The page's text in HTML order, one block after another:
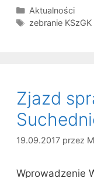
Kategorie
Aktualności
Tagi
zebranie KSzGK
Zjazd
19.09.2017 przez
Wprowadzenie